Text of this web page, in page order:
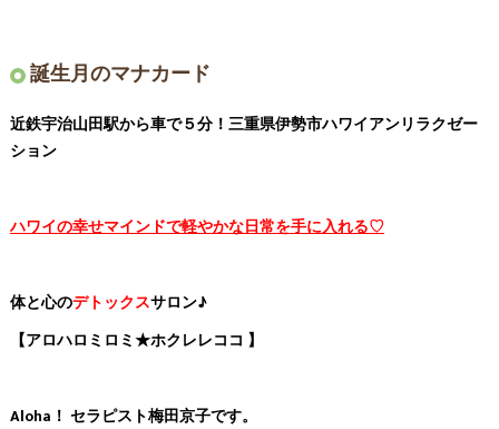
誕生月のマナカード
近鉄宇治山田駅から車で５分！三重県伊勢市ハワイアンリラクゼー
ション
ハワイの幸せマインドで軽やかな日常を手に入れる♡
体と心のデトックスサロン♪
【アロハロミロミ★ホクレレココ 】
Aloha！ セラピスト梅田京子です。